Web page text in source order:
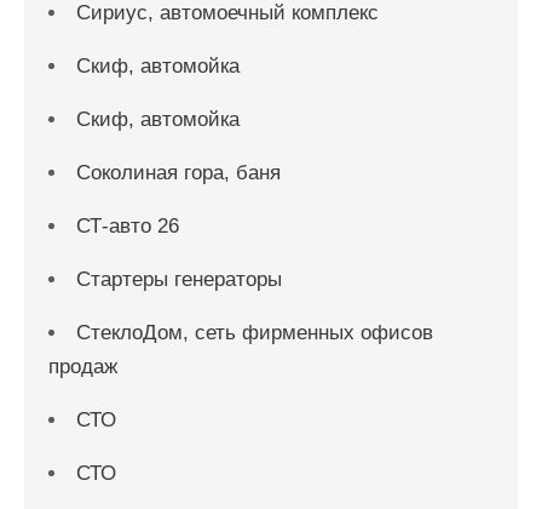
Сириус, автомоечный комплекс
Скиф, автомойка
Скиф, автомойка
Соколиная гора, баня
СТ-авто 26
Стартеры генераторы
СтеклоДом, сеть фирменных офисов
продаж
СТО
СТО